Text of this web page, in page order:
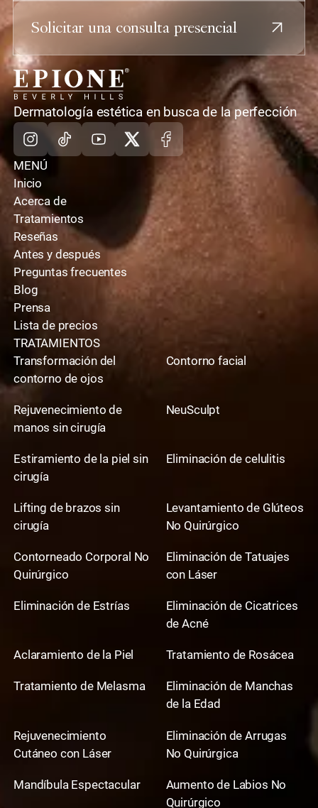
no pueden lograr.
Solicitar una consulta presencial
casa
Dermatología estética en busca de la perfección
Instagram
TikTokYoutube
X Facebook
MENÚ
Inicio
Acerca de
Tratamientos
Reseñas
Antes y después
Preguntas frecuentes
Blog
Prensa
Lista de precios
TRATAMIENTOS
Transformación del
contorno de ojos
Contorno facial
Rejuvenecimiento de
manos sin cirugía
NeuSculpt
Estiramiento de la piel sin
cirugía
Eliminación de celulitis
Lifting de brazos sin
cirugía
Levantamiento de Glúteos
No Quirúrgico
Contorneado Corporal No
Quirúrgico
Eliminación de Tatuajes
con Láser
Eliminación de Estrías
Eliminación de Cicatrices
de Acné
Aclaramiento de la Piel Tratamiento de Rosácea
Tratamiento de Melasma
Eliminación de Manchas
de la Edad
Rejuvenecimiento
Cutáneo con Láser
Eliminación de Arrugas
No Quirúrgica
Mandíbula Espectacular
Aumento de Labios No
Quirúrgico